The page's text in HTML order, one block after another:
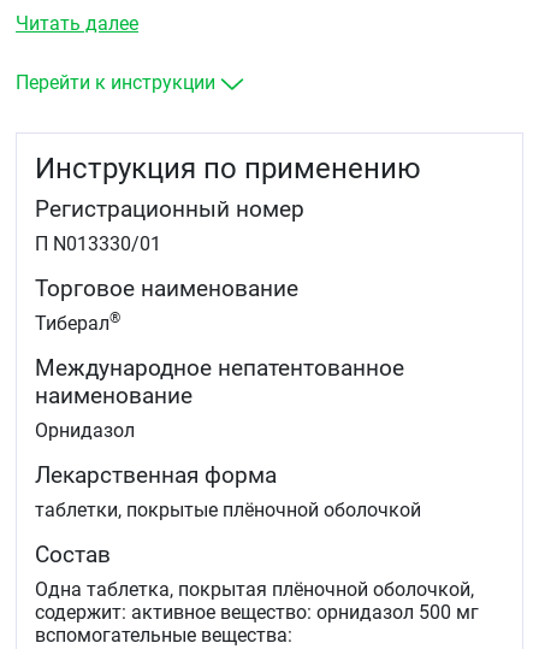
histolytica, в том числе амебная дизентерия, и все
абсцесс печени) лямблиоз.
вмешательствах.
Читать далее
Перейти к инструкции
Инструкция по применению
Регистрационный номер
П N013330/01
Торговое наименование
Тиберал®
Международное непатентованное
наименование
Орнидазол
Лекарственная форма
таблетки, покрытые плёночной оболочкой
Состав
Одна таблетка, покрытая плёночной оболочкой,
содержит: активное вещество: орнидазол 500 мг
вспомогательные вещества: